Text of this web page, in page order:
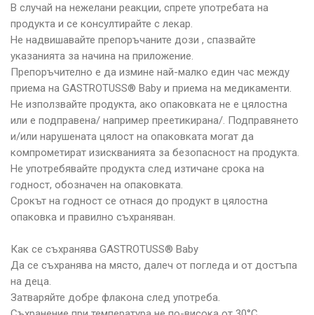
В случай на нежелани реакции, спрете употребата на
продукта и се консултирайте с лекар.
Не надвишавайте препоръчаните дози , спазвайте
указанията за начина на приложение.
Препоръчително е да измине най-малко един час между
приема на GASTROTUSS® Baby и приема на медикаменти.
Не използвайте продукта, ако опаковката не е цялостна
или е подправена/ например преетикирана/. Подправянето
и/или нарушената цялост на опаковката могат да
компрометират изискванията за безопасност на продукта.
Не употребявайте продукта след изтичане срока на
годност, обозначен на опаковката.
Срокът на годност се отнася до продукт в цялостна
опаковка и правилно съхраняван.
Как се съхранява GASTROTUSS® Baby
Да се съхранява на място, далеч от погледа и от достъпа
на деца.
Затваряйте добре флакона след употреба.